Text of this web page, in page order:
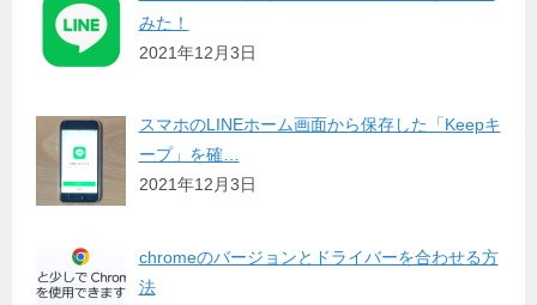
みた！
2021年12月3日
スマホのLINEホーム画面から保存した「Keepキ
ープ」を確…
2021年12月3日
chromeのバージョンとドライバーを合わせる方
法